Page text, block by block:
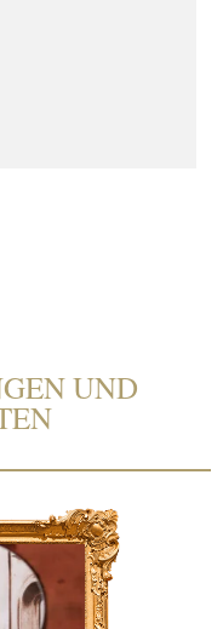
UND